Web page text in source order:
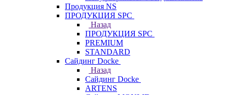
Продукция NS
ПРОДУКЦИЯ SPC
Назад
ПРОДУКЦИЯ SPC
PREMIUM
STANDARD
Сайдинг Docke
Назад
Сайдинг Docke
ARTENS